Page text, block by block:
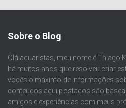
Sobre o Blog
Olá aquaristas, meu nome é Thiago
há muitos anos que resolveu criar
vocês o máximo de informações
conteúdos aqui postados são
amigos e experiências com meus